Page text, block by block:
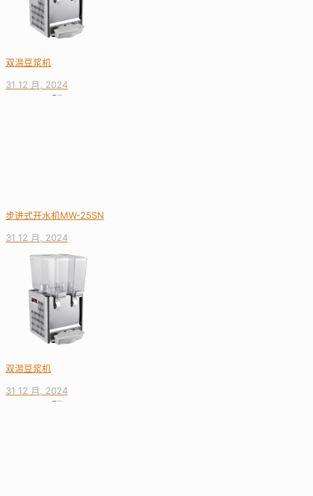
双温豆浆机
31 12 月, 2024
步进式开水机MW-25SN
31 12 月, 2024
双温豆浆机
31 12 月, 2024